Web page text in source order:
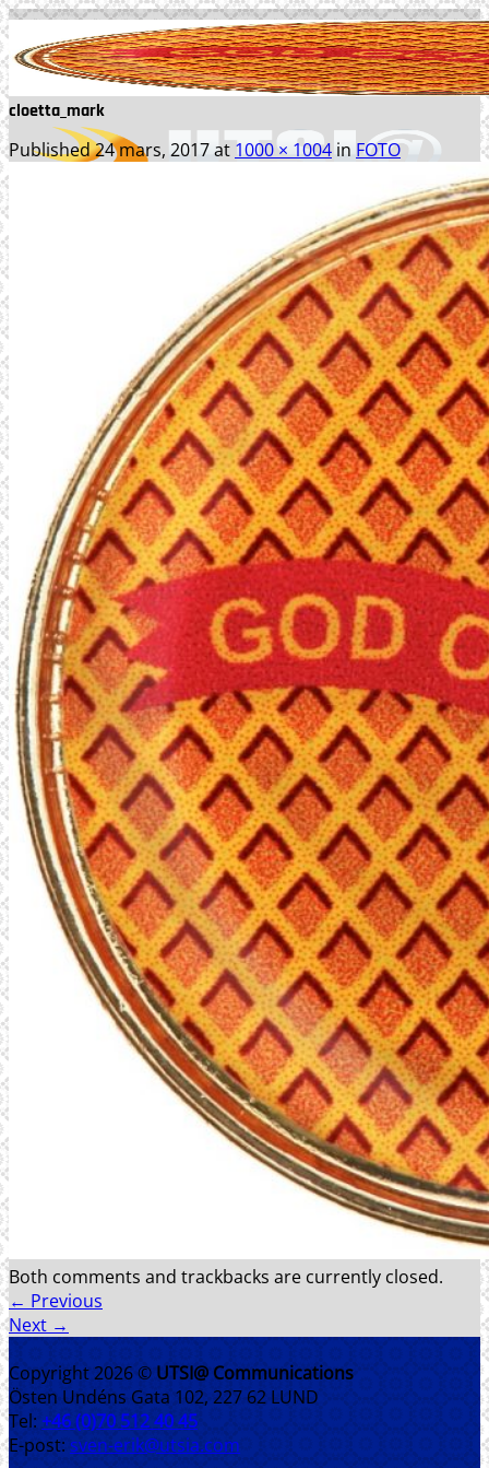
Skip
to
content
WEBBPRODUKTION
TEXTPRODUKTION
PRINT
FOTO
REFERENSER
FÖRETAGET
SENASTE PROJEKT
KONTAKT
cloetta_mark
Published24 mars, 2017at 1000 × 1004inFOTO
Both comments and trackbacks are currently closed.
← Previous
Next →
Copyright 2026 © UTSI@ Communications
Östen Undéns Gata 102, 227 62 LUND
Tel: +46 (0)70 512 40 45
E-post: sven-erik@utsia.com